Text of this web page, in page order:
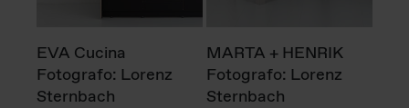
EVA Cucina
Fotografo: Lorenz
Sternbach
MARTA + HENRIK
Fotografo: Lorenz
Sternbach